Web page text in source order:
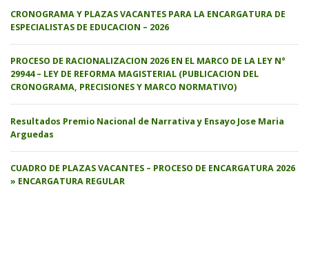
CRONOGRAMA Y PLAZAS VACANTES PARA LA ENCARGATURA DE
ESPECIALISTAS DE EDUCACION – 2026
PROCESO DE RACIONALIZACION 2026 EN EL MARCO DE LA LEY N°
29944 – LEY DE REFORMA MAGISTERIAL (PUBLICACION DEL
CRONOGRAMA, PRECISIONES Y MARCO NORMATIVO)
Resultados Premio Nacional de Narrativa y Ensayo Jose Maria
Arguedas
CUADRO DE PLAZAS VACANTES – PROCESO DE ENCARGATURA 2026
» ENCARGATURA REGULAR